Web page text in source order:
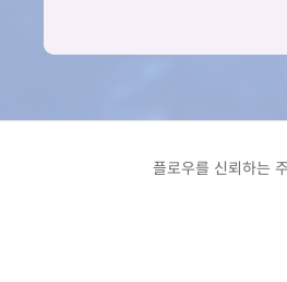
플로우를 신뢰하는